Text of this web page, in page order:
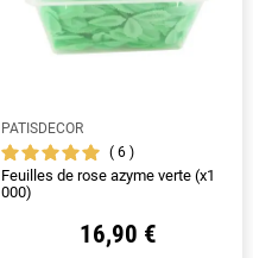
PATISDECOR
6
Feuilles de rose azyme verte (x1
000)
16,90 €